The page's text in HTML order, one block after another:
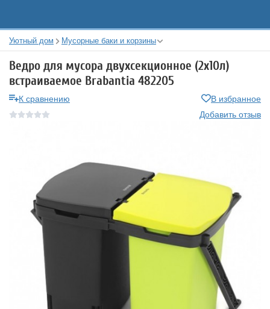
Уютный дом Мусорные баки и корзины
Ведро для мусора двухсекционное (2х10л)
встраиваемое Brabantia 482205
К сравнению
В избранное
Добавить отзыв